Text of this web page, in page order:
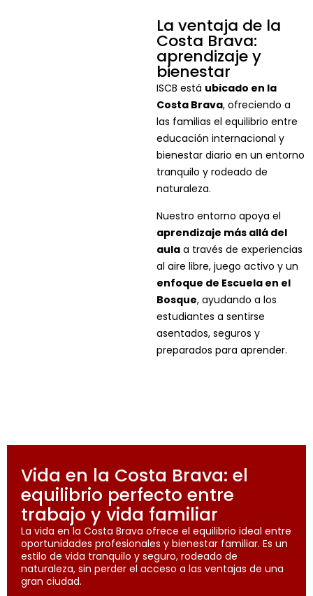
La ventaja de la
Costa Brava:
aprendizaje y
bienestar
ISCB está ubicado en la
Costa Brava, ofreciendo a
las familias el equilibrio entre
educación internacional y
bienestar diario en un entorno
tranquilo y rodeado de
naturaleza.
Nuestro entorno apoya el
aprendizaje más allá del
aula a través de experiencias
al aire libre, juego activo y un
enfoque de Escuela en el
Bosque, ayudando a los
estudiantes a sentirse
asentados, seguros y
preparados para aprender.
Vida en la Costa Brava: el
equilibrio perfecto entre
trabajo y vida familiar
La vida en la Costa Brava ofrece el equilibrio ideal entre
oportunidades profesionales y bienestar familiar. Es un
estilo de vida tranquilo y seguro, rodeado de
naturaleza, sin perder el acceso a las ventajas de una
gran ciudad.